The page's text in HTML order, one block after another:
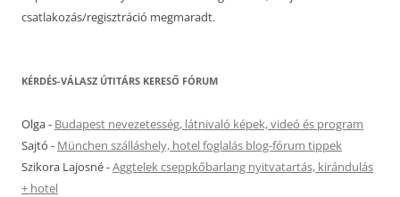
csatlakozás/regisztráció megmaradt.
KÉRDÉS-VÁLASZ ÚTITÁRS KERESŐ FÓRUM
Olga- Budapest nevezetesség, látnivaló képek, videó és program
Sajtó - München szálláshely, hotel foglalás blog-fórum tippek
Szikora Lajosné-Aggtelek cseppkőbarlang nyitvatartás, kirándulás
+ hotel